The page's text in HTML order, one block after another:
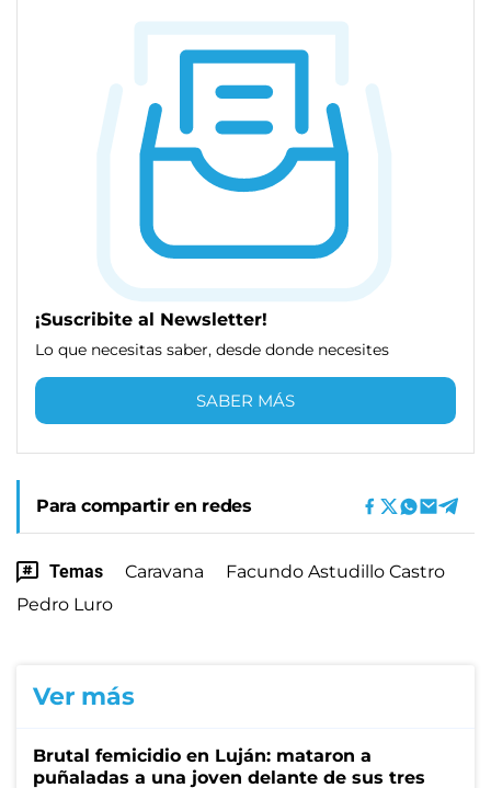
¡Suscribite al Newsletter!
Lo que necesitas saber, desde donde necesites
SABER MÁS
Para compartir en redes
Temas Caravana
Facundo Astudillo Castro
Pedro Luro
Ver más
Brutal femicidio en Luján: mataron a
puñaladas a una joven delante de sus tres